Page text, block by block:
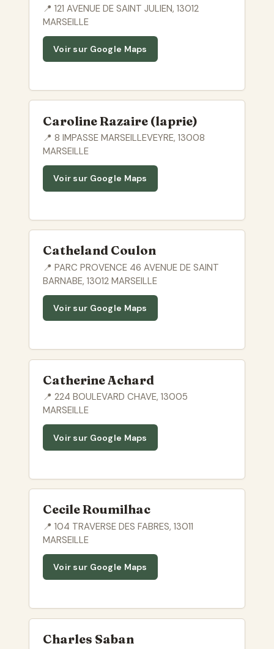
📍 121 AVENUE DE SAINT JULIEN, 13012
MARSEILLE
Voir sur Google Maps
Caroline Razaire (laprie)
📍 8 IMPASSE MARSEILLEVEYRE, 13008
MARSEILLE
Voir sur Google Maps
Catheland Coulon
📍 PARC PROVENCE 46 AVENUE DE SAINT
BARNABE, 13012 MARSEILLE
Voir sur Google Maps
Catherine Achard
📍 224 BOULEVARD CHAVE, 13005
MARSEILLE
Voir sur Google Maps
Cecile Roumilhac
📍 104 TRAVERSE DES FABRES, 13011
MARSEILLE
Voir sur Google Maps
Charles Saban